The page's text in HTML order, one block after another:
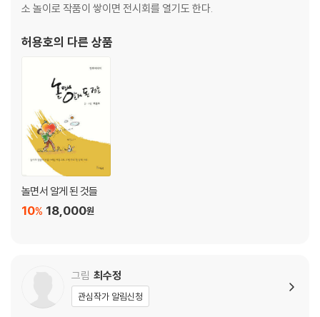
소 놀이로 작품이 쌓이면 전시회를 열기도 한다.
허용호의 다른 상품
놀면서 알게 된 것들
18,000원
10%
그림 최수정
관심작가 알림신청